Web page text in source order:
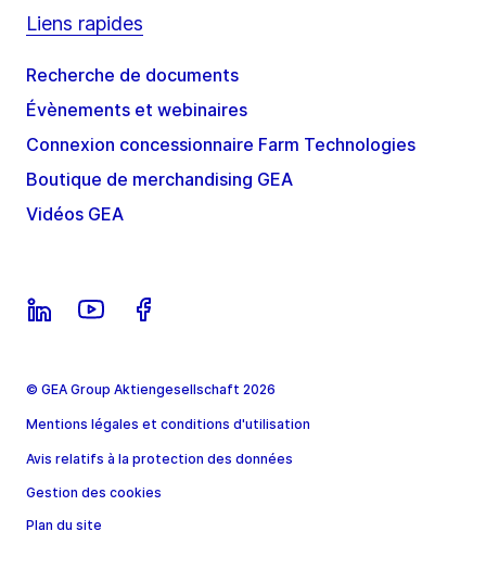
Liens rapides
Recherche de documents
Évènements et webinaires
Connexion concessionnaire Farm Technologies
Boutique de merchandising GEA
Vidéos GEA
© GEA Group Aktiengesellschaft 2026
Mentions légales et conditions d'utilisation
Avis relatifs à la protection des données
Gestion des cookies
Plan du site